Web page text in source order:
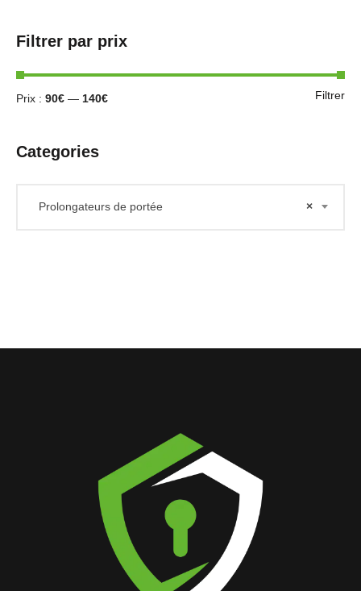
Filtrer par prix
Filtrer
Prix : 90€ — 140€
Categories
×
Prolongateurs de portée